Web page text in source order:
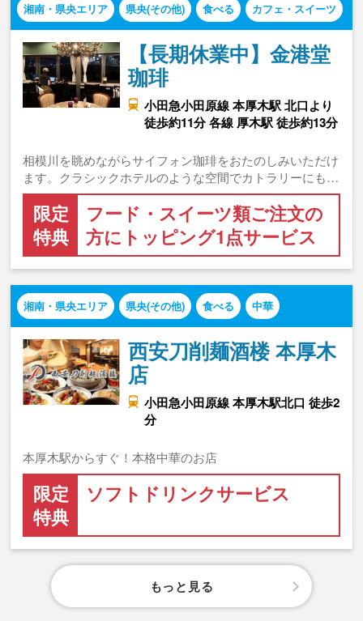
湘南・県央エリア 県央(その他) 食べる カフェ・スイーツ
【長期休業中】金港堂
珈琲
小田急小田原線 本厚木駅 北口より
徒歩約11分 各線 厚木駅 徒歩約13分
相模川を眺めながらサイフォン珈琲をおたのしみいただけ
ます。クラシックホテルのような空間でカトラリーにも…
限定
特典
フード・スイーツ類ご注文の
方にトッピング1点サービス
湘南・県央エリア 県央(その他) 食べる 中華
西安刀削麺酒楼 本厚木
店
小田急小田原線 本厚木駅北口 徒歩2
分
本厚木駅からすぐ！本格中華のお店
限定
特典
ソフトドリンクサービス
もっと見る